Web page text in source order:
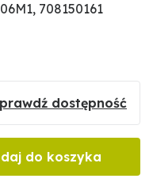
708150161
dostępność
do koszyka